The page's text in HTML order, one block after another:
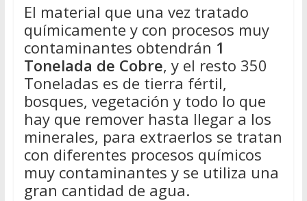
El material que una vez tratado
químicamente y con procesos muy
contaminantes obtendrán 1
Tonelada de Cobre, y el resto 350
Toneladas es de tierra fértil,
bosques, vegetación y todo lo que
hay que remover hasta llegar a los
minerales, para extraerlos se tratan
con diferentes procesos químicos
muy contaminantes y se utiliza una
gran cantidad de agua.